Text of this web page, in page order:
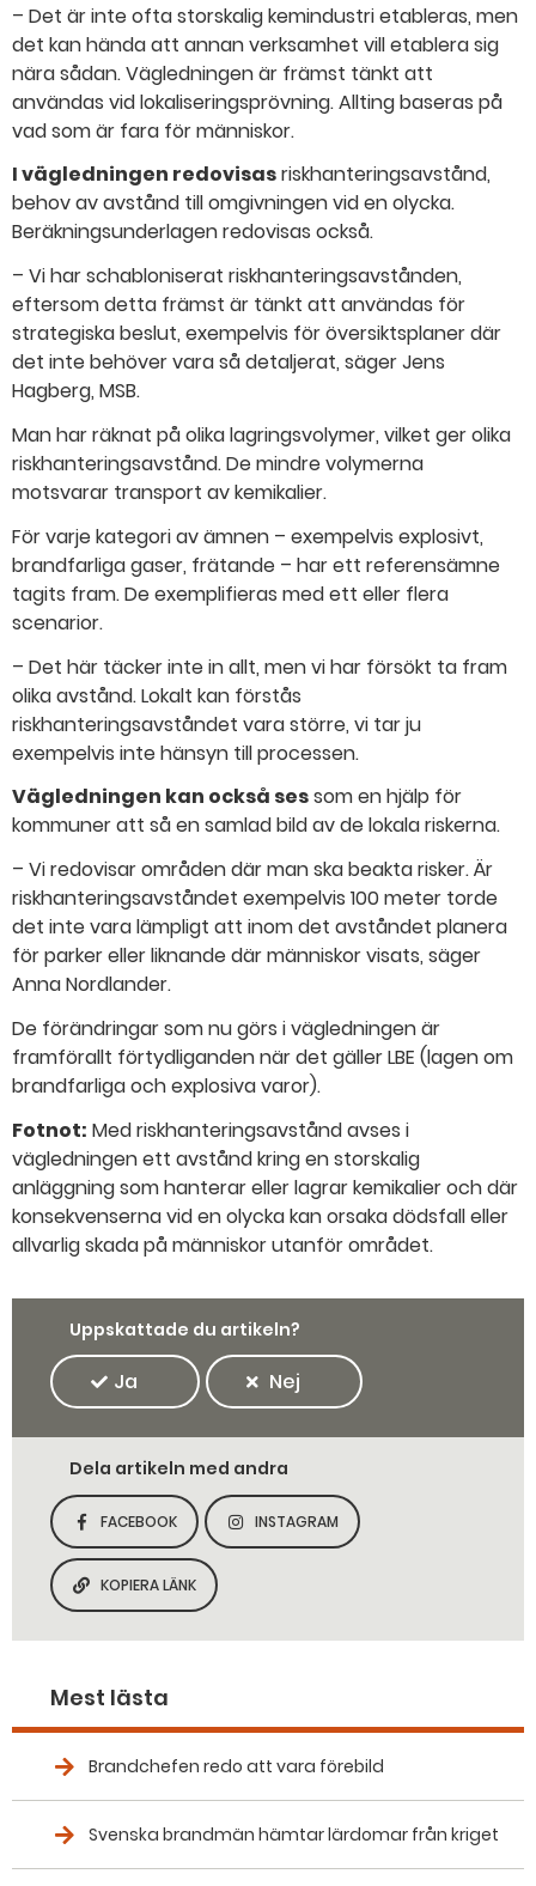
– Det är inte ofta storskalig kemindustri etableras, men
det kan hända att annan verksamhet vill etablera sig
nära sådan. Vägledningen är främst tänkt att
användas vid lokaliseringsprövning. Allting baseras på
vad som är fara för människor.
I vägledningen redovisasriskhanteringsavstånd,
behov av avstånd till omgivningen vid en olycka.
Beräkningsunderlagen redovisas också.
– Vi har schabloniserat riskhanteringsavstånden,
eftersom detta främst är tänkt att användas för
strategiska beslut, exempelvis för översiktsplaner där
det inte behöver vara så detaljerat, säger Jens
Hagberg, MSB.
Man har räknat på olika lagringsvolymer, vilket ger olika
riskhanteringsavstånd. De mindre volymerna
motsvarar transport av kemikalier.
För varje kategori av ämnen – exempelvis explosivt,
brandfarliga gaser, frätande – har ett referensämne
tagits fram. De exemplifieras med ett eller flera
scenarior.
– Det här täcker inte in allt, men vi har försökt ta fram
olika avstånd. Lokalt kan förstås
riskhanteringsavståndet vara större, vi tar ju
exempelvis inte hänsyn till processen.
Vägledningen kan också sessom en hjälp för
kommuner att så en samlad bild av de lokala riskerna.
– Vi redovisar områden där man ska beakta risker. Är
riskhanteringsavståndet exempelvis 100 meter torde
det inte vara lämpligt att inom det avståndet planera
för parker eller liknande där människor visats, säger
Anna Nordlander.
De förändringar som nu görs i vägledningen är
framförallt förtydliganden när det gäller LBE (lagen om
brandfarliga och explosiva varor).
Fotnot: Med riskhanteringsavstånd avses i
vägledningen ett avstånd kring en storskalig
anläggning som hanterar eller lagrar kemikalier och där
konsekvenserna vid en olycka kan orsaka dödsfall eller
allvarlig skada på människor utanför området.
Uppskattade du artikeln?
Ja Nej
Dela artikeln med andra
DELA SIDAN PÅ
FACEBOOK
DELA SIDAN PÅ
INSTAGRAM
KOPIERA SIDANS LÄNK
KOPIERA LÄNK
Mest lästa
Brandchefen redo att vara förebild
Svenska brandmän hämtar lärdomar från kriget